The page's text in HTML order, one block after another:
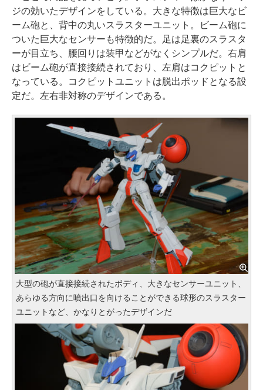
ジの効いたデザインをしている。大きな特徴は巨大なビ
ーム砲と、背中の丸いスラスターユニット。ビーム砲に
ついた巨大なセンサーも特徴的だ。足は足裏のスラスタ
ーが目立ち、腰回りは装甲などがなくシンプルだ。右肩
はビーム砲が直接接続されており、左肩はコクピットと
なっている。コクピットユニットは脱出ポッドとなる設
定だ。左右非対称のデザインである。
大型の砲が直接接続されたボディ、大きなセンサーユニット、
あらゆる方向に噴出口を向けることができる球形のスラスター
ユニットなど、かなりとがったデザインだ